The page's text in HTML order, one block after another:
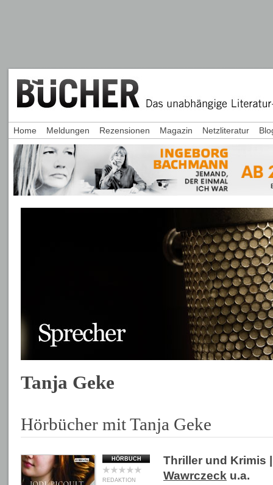
Tanja Geke
Hörbücher mit Tanja Geke
HÖRBUCH
REDAKTION
Thriller und Krimis
Wawrczeck u.a.
Home Meldungen Rezensionen Magazin Netzliteratur